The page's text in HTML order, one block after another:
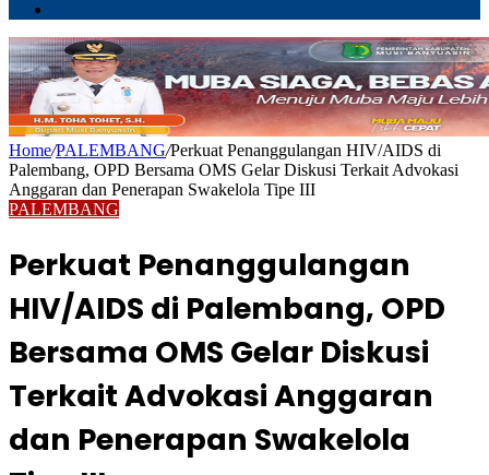
Home/PALEMBANG/Perkuat Penanggulangan HIV/AIDS di
Palembang, OPD Bersama OMS Gelar Diskusi Terkait Advokasi
Anggaran dan Penerapan Swakelola Tipe III
PALEMBANG
Perkuat Penanggulangan
HIV/AIDS di Palembang, OPD
Bersama OMS Gelar Diskusi
Terkait Advokasi Anggaran
dan Penerapan Swakelola